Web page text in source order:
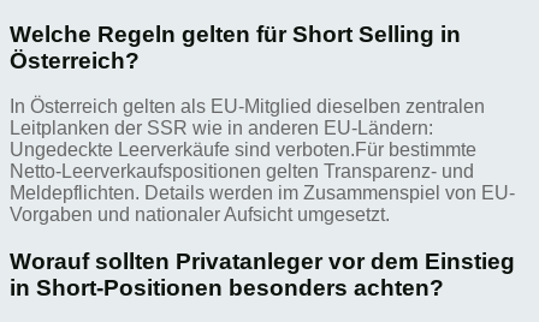
Welche Regeln gelten für Short Selling in
Österreich?
In Österreich gelten als EU-Mitglied dieselben zentralen
Leitplanken der SSR wie in anderen EU-Ländern:
Ungedeckte Leerverkäufe sind verboten.Für bestimmte
Netto-Leerverkaufspositionen gelten Transparenz- und
Meldepflichten. Details werden im Zusammenspiel von EU-
Vorgaben und nationaler Aufsicht umgesetzt.
Worauf sollten Privatanleger vor dem Einstieg
in Short-Positionen besonders achten?